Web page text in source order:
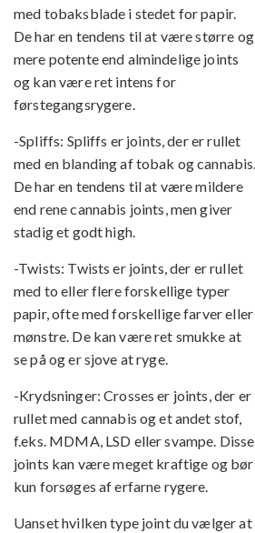
med tobaksblade i stedet for papir.
De har en tendens til at være større og
mere potente end almindelige joints
og kan være ret intens for
førstegangsrygere.
-Spliffs: Spliffs er joints, der er rullet
med en blanding af tobak og cannabis.
De har en tendens til at være mildere
end rene cannabis joints, men giver
stadig et godt high.
-Twists: Twists er joints, der er rullet
med to eller flere forskellige typer
papir, ofte med forskellige farver eller
mønstre. De kan være ret smukke at
se på og er sjove at ryge.
-Krydsninger: Crosses er joints, der er
rullet med cannabis og et andet stof,
f.eks. MDMA, LSD eller svampe. Disse
joints kan være meget kraftige og bør
kun forsøges af erfarne rygere.
Uanset hvilken type joint du vælger at